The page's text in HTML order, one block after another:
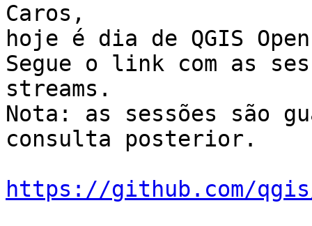
Caros,
hoje é dia de QGIS
Segue o link com as
streams.
Nota: as sessões são
consulta posterior.
https://github.com/qgis/